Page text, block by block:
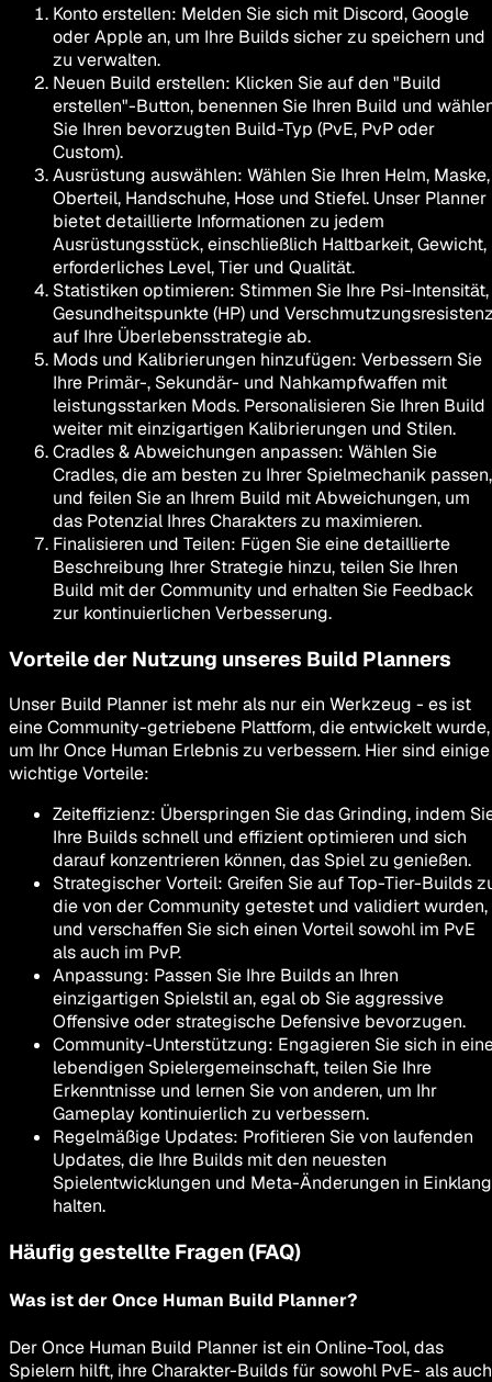
Konto erstellen: Melden Sie sich mit Discord, Google
oder Apple an, um Ihre Builds sicher zu speichern und
zu verwalten.
Neuen Build erstellen: Klicken Sie auf den "Build
erstellen"-Button, benennen Sie Ihren Build und
Sie Ihren bevorzugten Build-Typ (PvE, PvP oder
Custom).
Ausrüstung auswählen: Wählen Sie Ihren Helm, Maske,
Oberteil, Handschuhe, Hose und Stiefel. Unser Planner
bietet detaillierte Informationen zu jedem
Ausrüstungsstück, einschließlich Haltbarkeit, Gewicht,
erforderliches Level, Tier und Qualität.
Statistiken optimieren: Stimmen Sie Ihre Psi-Intensität,
Gesundheitspunkte (HP) und
auf Ihre Überlebensstrategie ab.
Mods und Kalibrierungen hinzufügen: Verbessern Sie
Ihre Primär-, Sekundär- und Nahkampfwaffen mit
leistungsstarken Mods. Personalisieren Sie Ihren Build
weiter mit einzigartigen Kalibrierungen und Stilen.
Cradles & Abweichungen anpassen: Wählen Sie
Cradles, die am besten zu Ihrer Spielmechanik passen,
und feilen Sie an Ihrem Build mit Abweichungen, um
das Potenzial Ihres Charakters zu maximieren.
Finalisieren und Teilen: Fügen Sie eine detaillierte
Beschreibung Ihrer Strategie hinzu, teilen Sie Ihren
Build mit der Community und erhalten Sie Feedback
zur kontinuierlichen Verbesserung.
Vorteile der Nutzung unseres Build Planners
Unser Build Planner ist mehr als nur ein Werkzeug - es ist
eine Community-getriebene Plattform, die entwickelt wurde,
um Ihr Once Human Erlebnis zu verbessern. Hier sind einige
wichtige Vorteile:
Zeiteffizienz: Überspringen Sie das Grinding, indem
Ihre Builds schnell und effizient optimieren und sich
darauf konzentrieren können, das Spiel zu genießen.
Strategischer Vorteil: Greifen Sie auf Top-Tier-Builds
die von der Community getestet und validiert wurden,
und verschaffen Sie sich einen Vorteil sowohl im PvE
als auch im PvP.
Anpassung: Passen Sie Ihre Builds an Ihren
einzigartigen Spielstil an, egal ob Sie aggressive
Offensive oder strategische Defensive bevorzugen.
Community-Unterstützung: Engagieren Sie sich in
lebendigen Spielergemeinschaft, teilen Sie Ihre
Erkenntnisse und lernen Sie von anderen, um Ihr
Gameplay kontinuierlich zu verbessern.
Regelmäßige Updates: Profitieren Sie von laufenden
Updates, die Ihre Builds mit den neuesten
Spielentwicklungen und Meta-Änderungen in Einklang
halten.
Häufig gestellte Fragen (FAQ)
Was ist der Once Human Build Planner?
Der Once Human Build Planner ist ein Online-Tool, das
Spielern hilft, ihre Charakter-Builds für sowohl PvE- als auch